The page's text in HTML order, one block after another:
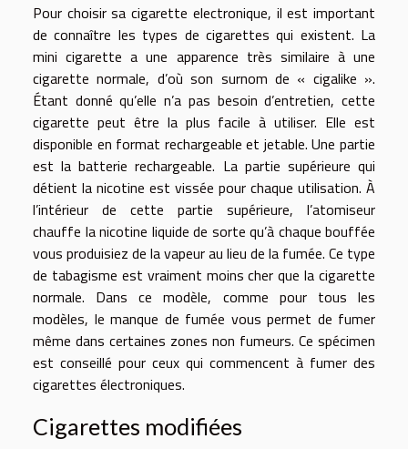
Pour choisir sa cigarette electronique, il est important
de connaître les types de cigarettes qui existent. La
mini cigarette a une apparence très similaire à une
cigarette normale, d’où son surnom de « cigalike ».
Étant donné qu’elle n’a pas besoin d’entretien, cette
cigarette peut être la plus facile à utiliser. Elle est
disponible en format rechargeable et jetable. Une partie
est la batterie rechargeable. La partie supérieure qui
détient la nicotine est vissée pour chaque utilisation. À
l’intérieur de cette partie supérieure, l’atomiseur
chauffe la nicotine liquide de sorte qu’à chaque bouffée
vous produisiez de la vapeur au lieu de la fumée. Ce type
de tabagisme est vraiment moins cher que la cigarette
normale. Dans ce modèle, comme pour tous les
modèles, le manque de fumée vous permet de fumer
même dans certaines zones non fumeurs. Ce spécimen
est conseillé pour ceux qui commencent à fumer des
cigarettes électroniques.
Cigarettes modifiées